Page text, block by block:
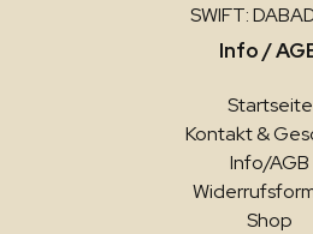
SWIFT:
Info /
Startseite
Kontakt &
Info/AGB
Shop